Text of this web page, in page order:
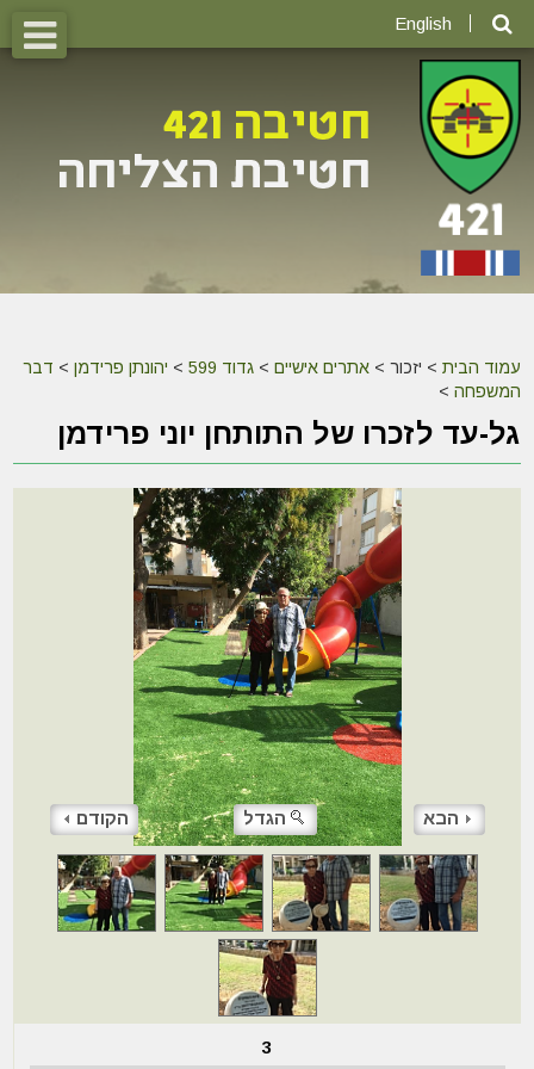
English
עמוד הבית > יזכור >אתרים אישיים >גדוד 599 > יהונתן פרידמן > דבר
המשפחה >
גל-עד לזכרו של התותחן יוני פרידמן
הקודם הגדל הבא
3